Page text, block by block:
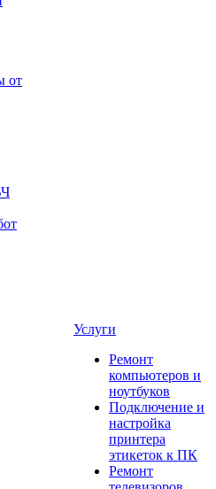
от
Услуги
Ремонт
компьютеров и
ноутбуков
Подключение и
настройка
принтера
этикеток к ПК
Ремонт